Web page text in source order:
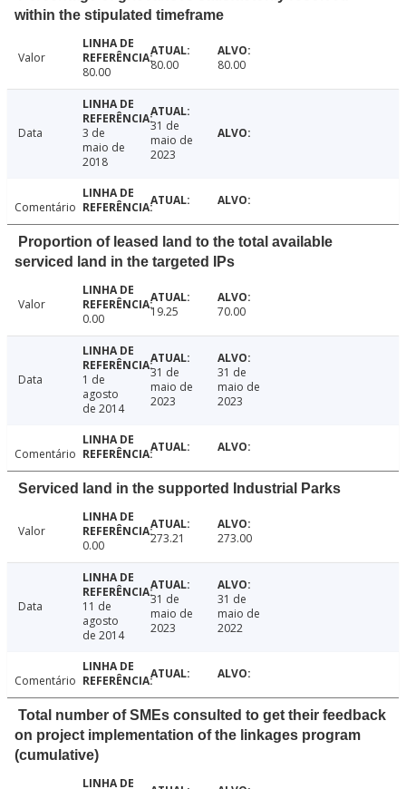
within the stipulated timeframe
Valor
80.00
80.00 80.00
Data
3 de
maio de
2018
31 de
maio de
2023
Comentário
Proportion of leased land to the total available
serviced land in the targeted IPs
Valor
0.00
19.25 70.00
Data
1 de
agosto
de 2014
31 de
maio de
2023
31 de
maio de
2023
Comentário
Serviced land in the supported Industrial Parks
Valor
0.00
273.21 273.00
Data
11 de
agosto
de 2014
31 de
maio de
2023
31 de
maio de
2022
Comentário
Total number of SMEs consulted to get their feedback
on project implementation of the linkages program
(cumulative)